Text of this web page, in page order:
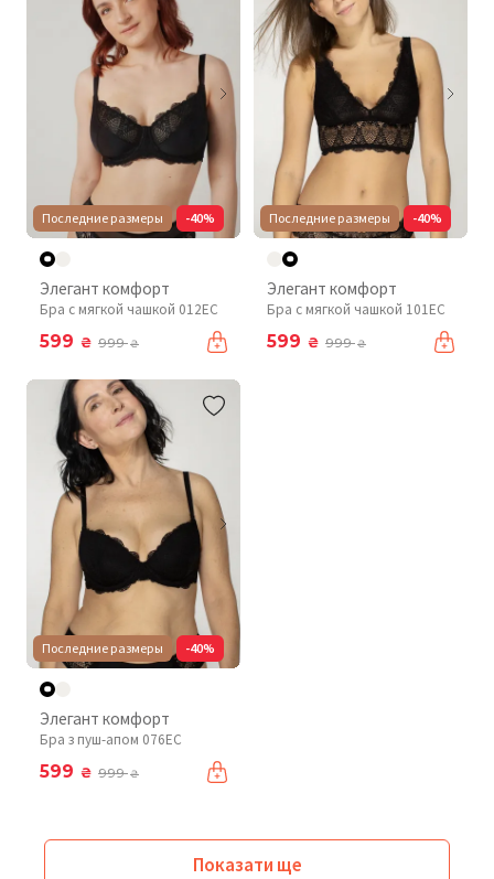
Последние размеры -40%
Элегант комфорт
Бра с мягкой чашкой 012EC
599 ₴ 999₴
Последние размеры -40%
Элегант комфорт
Бра с мягкой чашкой 101EC
599 ₴ 999₴
Последние размеры -40%
Элегант комфорт
Бра з пуш-апом 076EC
599 ₴ 999₴
Показати ще